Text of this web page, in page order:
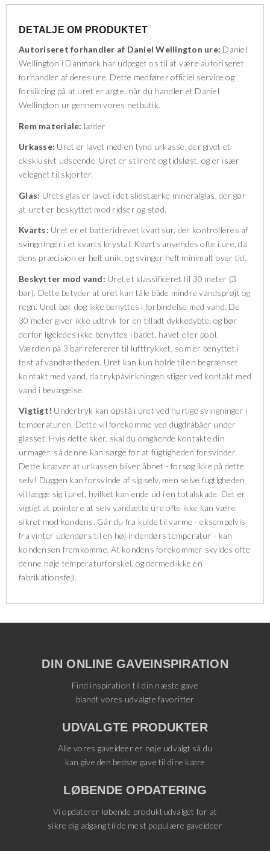
DETALJE OM PRODUKTET
Autoriseret forhandler af Daniel Wellington ure: Daniel
Wellington i Danmark har udpeget os til at være autoriseret
forhandler af deres ure. Dette medfører officiel service og
forsikring på at uret er ægte, når du handler et Daniel
Wellington ur gennem vores netbutik.
Rem materiale: læder
Urkasse: Uret er lavet med en tynd urkasse, der givet et
eksklusivt udseende. Uret er stilrent og tidsløst, og er især
velegnet til skjorter.
Glas: Urets glas er lavet i det slidstærke mineralglas, der gør
at uret er beskyttet mod ridser og stød.
Kvarts: Uret er et batteridrevet kvartsur, der kontrolleres af
svingninger i et kvarts krystal. Kvarts anvendes ofte i ure, da
dens præcision er helt unik, og svinger helt minimalt over tid.
Beskytter mod vand: Uret et klassificeret til 30 meter (3
bar). Dette betyder at uret kan tåle både mindre vandsprøjt og
regn. Uret bør dog ikke benyttes i forbindelse med vand. De
30 meter giver ikke udtryk for en tilladt dykkedybte, og bør
derfor ligeledes ikke benyttes i badet, havet eller pool.
Værdien på 3 bar refererer til lufttrykket, som er benyttet i
test af vandtætheden. Uret kan kun holde til en begrænset
kontakt med vand, da trykpåvirkningen stiger ved kontakt med
vand i bevægelse.
Vigtigt! Undertryk kan opstå i uret ved hurtige svingninger i
temperaturen. Dette vil forekomme ved dugdråbåer under
glasset. Hvis dette sker, skal du omgående kontakte din
urmager, så denne kan sørge for at fugtigheden forsvinder.
Dette kræver at urkassen bliver åbnet - forsøg ikke på dette
selv! Duggen kan forsvinde af sig selv, men selve fugtigheden
vil lægge sig i uret, hvilket kan ende ud i en totalskade. Det er
vigtigt at pointere at selv vandætte ure ofte ikke kan være
sikret mod kondens. Går du fra kulde til varme - eksempelvis
fra vinter udendørs til en høj indendørs temperatur - kan
kondensen fremkomme. At kondens forekommer skyldes ofte
denne høje temperaturforskel, og dermed ikke en
fabrikationsfejl.
DIN ONLINE GAVEINSPIRATION
Find inspiration til din næste gave
blandt vores udvalgte favoritter
UDVALGTE PRODUKTER
Alle vores gaveideer er nøje udvalgt så du
kan give den bedste gave til dine kære
LØBENDE OPDATERING
Vi opdaterer løbende produktudvalget for at
sikre dig adgang til de mest populære gaveideer